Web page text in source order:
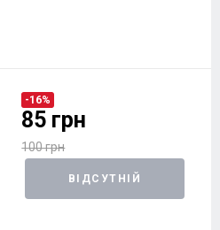
-16%
85 грн
100 грн
ВІДСУТНІЙ